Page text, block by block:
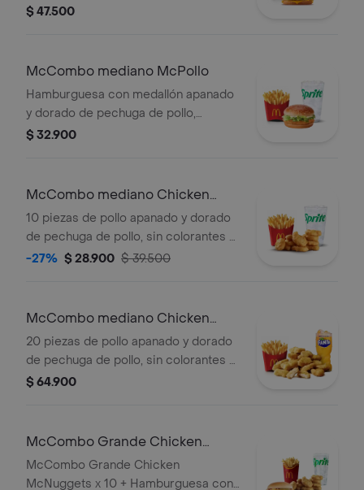
cinco quesos cremosos.
elección.
$ 47.500
McCombo mediano McPollo
Hamburguesa con medallón apanado
y dorado de pechuga de pollo,
mayonesa cremosa y lechuga fresca,
mediana a elección.
$ 32.900
McCombo mediano Chicken
McNuggets 10 pzas
10 piezas de pollo apanado y dorado
de pechuga de pollo, sin colorantes ni
conservantes artificiales.
elección.
-27% $ 28.900 $ 39.500
McCombo mediano Chicken
McNuggets de 20 pzas
20 piezas de pollo apanado y dorado
de pechuga de pollo, sin colorantes ni
conservantes artificiales.
elección.
$ 64.900
McCombo Grande Chicken
McNuggets x 10 + Hamburguesa
con Queso
McCombo Grande Chicken
McNuggets x 10 + Hamburguesa con